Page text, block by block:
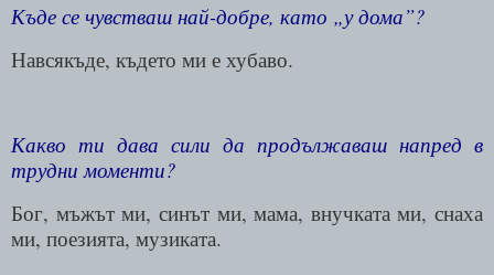
Къде се чувстваш най-добре, като „у дома”?
Навсякъде, където ми е хубаво.
Какво ти дава сили да продължаваш напред в
трудни моменти?
Бог, мъжът ми, синът ми, мама, внучката ми, снаха
ми, поезията, музиката.